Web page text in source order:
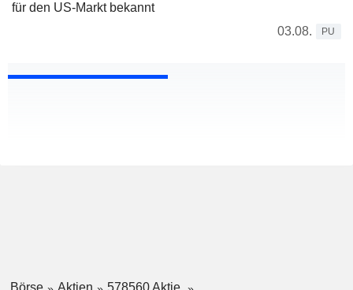
für den US-Markt bekannt
03.08.
PU